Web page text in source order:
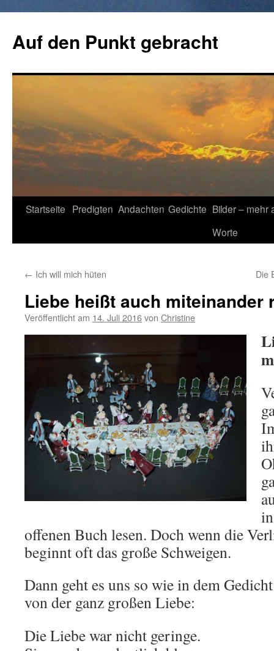
springen
Auf den Punkt gebracht
Startseite Predigten Andachten Gedichte Bilder – mehr
Worte
← Ich will mich hüten Die
Liebe heißt auch miteinander
Veröffentlicht am 14. Juli 2016von Christine
offenen Buch lesen. Doch wenn die
beginnt oft das große Schweigen.
Dann geht es uns so wie in dem
von der ganz großen Liebe:
Die Liebe war nicht geringe.